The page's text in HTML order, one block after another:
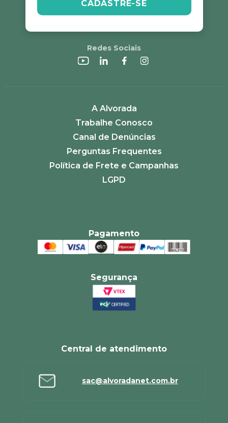
CADASTRE-SE
Redes Sociais
A Alvorada
Trabalhe Conosco
Canal de Denúncias
Perguntas Frequentes
Política de Frete e Campanhas
LGPD
Pagamento
Segurança
Central de atendimento
sac@alvoradanet.com.br